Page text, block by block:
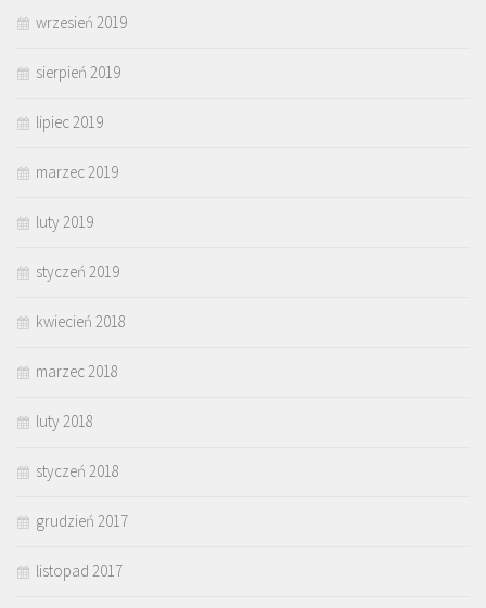
wrzesień 2019
sierpień 2019
lipiec 2019
marzec 2019
luty 2019
styczeń 2019
kwiecień 2018
marzec 2018
luty 2018
styczeń 2018
grudzień 2017
listopad 2017